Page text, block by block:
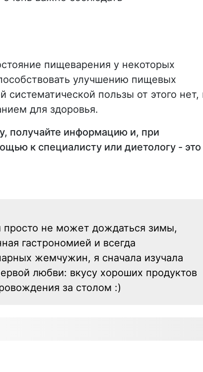
пищеварения у некоторых
улучшению пищевых
пользы от этого нет,
для здоровья.
получайте информацию и, при
к специалисту или диетологу - это
не может дождаться зимы,
гастрономией и всегда
жемчужин, я сначала изучала
любви: вкусу хороших продуктов
за столом :)